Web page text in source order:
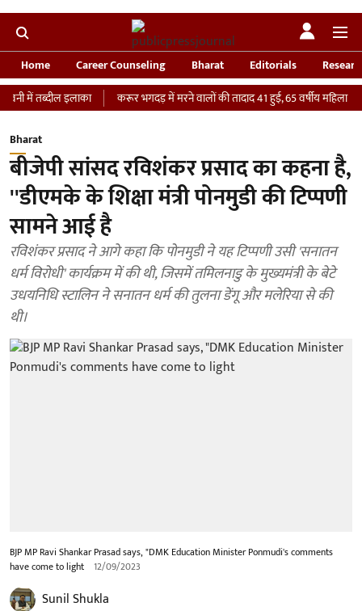
Home Career Counseling Bharat Editorials
इलाका
करूर भगदड़ में मरने वालों की तादाद 41 हुई, 65 वर्षीय महिला की ICU में
Bharat
बीजेपी सांसद रविशंकर प्रसाद का कहना है,
''डीएमके के शिक्षा मंत्री पोनमुडी की टिप्पणी
सामने आई है
रविशंकर प्रसाद ने आगे कहा कि पोनमुडी ने यह टिप्पणी उसी 'सनातन
धर्म विरोधी' कार्यक्रम में की थी, जिसमें तमिलनाडु के मुख्यमंत्री के बेटे
उधयनिधि स्टालिन ने सनातन धर्म की तुलना डेंगू और मलेरिया से की
थी।
BJP MP Ravi Shankar Prasad says, "DMK Education Minister Ponmudi's comments
have come to light 12/09/2023
Sunil Shukla